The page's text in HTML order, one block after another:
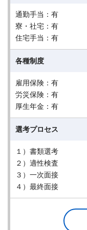
通勤手当：有
寮・社宅：有
住宅手当：有
各種制度
雇用保険：有
労災保険：有
厚生年金：有
選考プロセス
１）書類選考
２）適性検査
３）一次面接
４）最終面接